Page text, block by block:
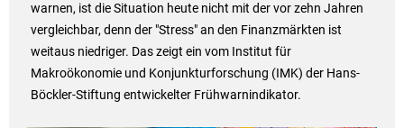
warnen, ist die Situation heute nicht mit der vor zehn Jahren
vergleichbar, denn der "Stress" an den Finanzmärkten ist
weitaus niedriger. Das zeigt ein vom Institut für
Makroökonomie und Konjunkturforschung (IMK) der Hans-
Böckler-Stiftung entwickelter Frühwarnindikator.